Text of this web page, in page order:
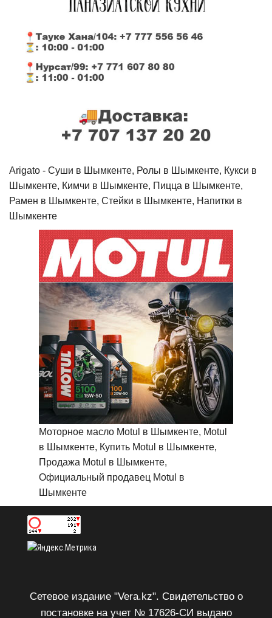
Arigato - Cуши в Шымкенте, Ролы в Шымкенте, Кукси в
Шымкенте, Кимчи в Шымкенте, Пицца в Шымкенте,
Рамен в Шымкенте, Стейки в Шымкенте, Напитки в
Шымкенте
Моторное масло Motul в Шымкенте, Motul
в Шымкенте, Купить Motul в Шымкенте,
Продажа Motul в Шымкенте,
Официальный продавец Motul в
Шымкенте
Сетевое издание "Vera.kz". Свидетельство о
постановке на учет № 17626-СИ выдано